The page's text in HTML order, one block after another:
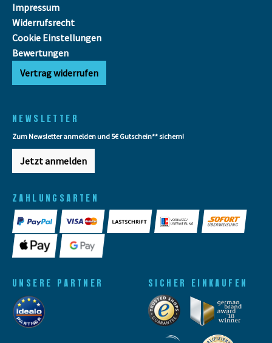
Impressum
Widerrufsrecht
Cookie Einstellungen
Bewertungen
Vertrag widerrufen
NEWSLETTER
Zum Newsletter anmelden und 5€ Gutschein** sichern!
Jetzt anmelden
ZAHLUNGSARTEN
UNSERE PARTNER SICHER EINKAUFEN